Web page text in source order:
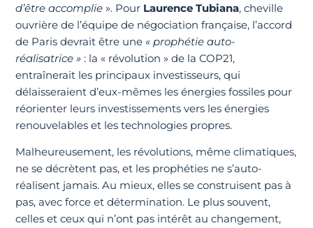
d’être accomplie ». Pour Laurence Tubiana, cheville
ouvrière de l’équipe de négociation française, l’accord
de Paris devrait être une « prophétie auto-
réalisatrice » : la « révolution » de la COP21,
entraînerait les principaux investisseurs, qui
délaisseraient d’eux-mêmes les énergies fossiles pour
réorienter leurs investissements vers les énergies
renouvelables et les technologies propres.
Malheureusement, les révolutions, même climatiques,
ne se décrètent pas, et les prophéties ne s’auto-
réalisent jamais. Au mieux, elles se construisent pas à
pas, avec force et détermination. Le plus souvent,
celles et ceux qui n’ont pas intérêt au changement,